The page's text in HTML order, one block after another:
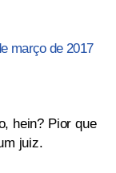
março de 2017
hein? Pior que
juiz.